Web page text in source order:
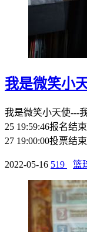
我是微笑小
我是微笑小天使---
25 19:59:46报名结
27 19:00:00投票结
2022-05-16 519 篮